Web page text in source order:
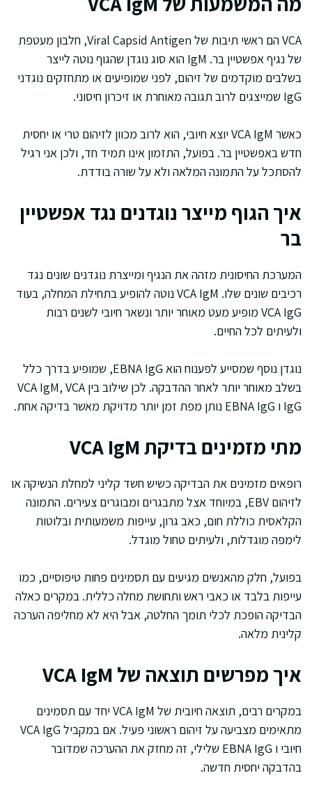
VCA הם ראשי תיבות של Viral Capsid Antigen, חלבון מעטפת
של נגיף אפשטיין בר. IgM הוא סוג נוגדן שהגוף נוטה לייצר
בשלבים מוקדמים של זיהום, לפני שמופיעים או מתחזקים נוגדני
IgG שמייצגים לרוב תגובה מאוחרת או זיכרון חיסוני.
כאשר VCA IgM יוצא חיובי, הוא לרוב מכוון לזיהום טרי או יחסית
חדש באפשטיין בר. בפועל, התזמון אינו תמיד חד, ולכן אני רגיל
להסתכל על התמונה המלאה ולא על שורה בודדת.
איך הגוף מייצר נוגדנים נגד אפשטיין
בר
המערכת החיסונית מזהה את הנגיף ומייצרת נוגדנים שונים נגד
רכיבים שונים שלו. VCA IgM נוטה להופיע בתחילת המחלה, בעוד
VCA IgG מופיע מעט מאוחר יותר ונשאר חיובי לשנים רבות
ולעיתים לכל החיים.
נוגדן נוסף שמסייע לפענוח הוא EBNA IgG, שמופיע בדרך כלל
בשלב מאוחר יותר לאחר ההדבקה. לכן שילוב בין VCA IgM, VCA
IgG ו EBNA IgG נותן מפת זמן יותר מדויקת מאשר בדיקה אחת.
מתי מזמינים בדיקת VCA IgM
רופאים מזמינים את הבדיקה כשיש חשד קליני למחלת הנשיקה או
לזיהום EBV, במיוחד אצל מתבגרים ומבוגרים צעירים. התמונה
הקלאסית כוללת חום, כאב גרון, עייפות משמעותית ובלוטות
לימפה מוגדלות, ולעיתים טחול מוגדל.
בפועל, חלק מהאנשים מגיעים עם תסמינים פחות טיפוסיים, כמו
עייפות בלבד או כאבי ראש ותחושת מחלה כללית. במקרים כאלה
הבדיקה הופכת לכלי תומך החלטה, אבל היא לא מחליפה הערכה
קלינית מלאה.
איך מפרשים תוצאה של VCA IgM
במקרים רבים, תוצאה חיובית של VCA IgM יחד עם תסמינים
מתאימים מצביעה על זיהום ראשוני פעיל. אם במקביל VCA IgG
חיובי ו EBNA IgG שלילי, זה מחזק את ההערכה שמדובר
בהדבקה יחסית חדשה.